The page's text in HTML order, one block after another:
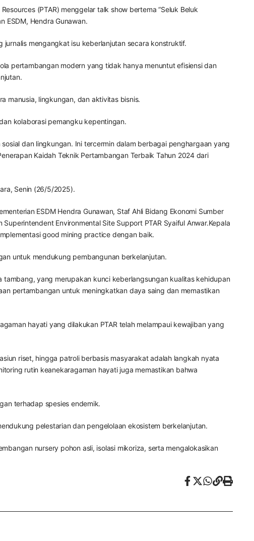
(PTAR) menggelar talk show bertema “Seluk Beluk
ESDM, Hendra Gunawan.
mengangkat isu keberlanjutan secara konstruktif.
pertambangan modern yang tidak hanya menuntut efisiensi dan
manusia, lingkungan, dan aktivitas bisnis.
kolaborasi pemangku kepentingan.
dan lingkungan. Ini tercermin dalam berbagai penghargaan yang
Kaidah Teknik Pertambangan Terbaik Tahun 2024 dari
Senin (26/5/2025).
ESDM Hendra Gunawan, Staf Ahli Bidang Ekonomi Sumber
Environmental Site Support PTAR Syaiful Anwar.Kepala
good mining practice dengan baik.
untuk mendukung pembangunan berkelanjutan.
yang merupakan kunci keberlangsungan kualitas kehidupan
pertambangan untuk meningkatkan daya saing dan memastikan
hayati yang dilakukan PTAR telah melampaui kewajiban yang
riset, hingga patroli berbasis masyarakat adalah langkah nyata
rutin keanekaragaman hayati juga memastikan bahwa
terhadap spesies endemik.
pelestarian dan pengelolaan ekosistem berkelanjutan.
nursery pohon asli, isolasi mikoriza, serta mengalokasikan